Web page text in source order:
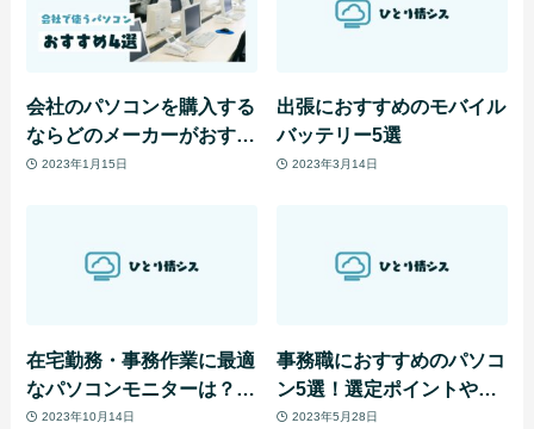
会社のパソコンを購入する
ならどのメーカーがおすす
め？情シス歴20年の経験
2023年1月15日
出張におすすめのモバイル
バッテリー5選
2023年3月14日
在宅勤務・事務作業に最適
なパソコンモニターは？用
途や目的別におすすめを紹
2023年10月14日
事務職におすすめのパソコ
ン5選！選定ポイントや必
要スペックも解説
2023年5月28日